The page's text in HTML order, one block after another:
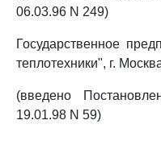
06.03.96 N 249)
Государственное
теплотехники", г.
(введено
19.01.98 N 59)